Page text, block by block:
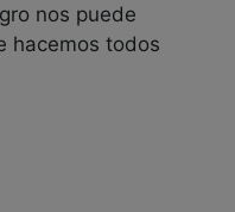
nos puede
hacemos todos